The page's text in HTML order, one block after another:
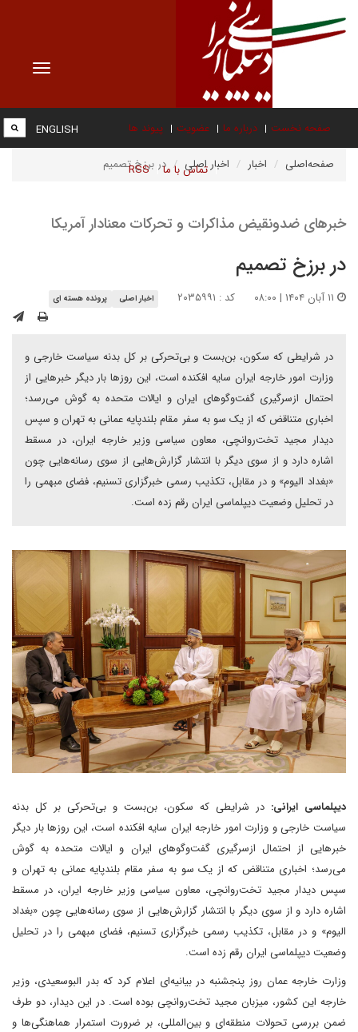
Toggle
صفحه نخست درباره ما عضویت پیوند ها
تماس با ما RSS
ENGLISH
صفحه‌اصلی اخبار اخبار اصلی در برزخ تصمیم
خبرهای ضدونقیض مذاکرات و تحرکات معنادار آمریکا
در برزخ تصمیم
کد : ۲۰۳۵۹۹۱ اخبار اصلی پرونده هسته ای
در شرایطی که سکون، بن‌بست و بی‌تحرکی بر کل بدنه سیاست خارجی و
وزارت امور خارجه ایران سایه افکنده است، این روزها بار دیگر خبرهایی از
احتمال ازسرگیری گفت‌وگوهای ایران و ایالات متحده به گوش می‌رسد؛
اخباری متناقض که از یک سو به سفر مقام بلندپایه عمانی به تهران و سپس
دیدار مجید تخت‌روانچی، معاون سیاسی وزیر خارجه ایران، در مسقط
اشاره دارد و از سوی دیگر با انتشار گزارش‌هایی از سوی رسانه‌هایی چون
«بغداد الیوم» و در مقابل، تکذیب رسمی خبرگزاری تسنیم، فضای مبهمی را
در تحلیل وضعیت دیپلماسی ایران رقم زده است.
دیپلماسی ایرانی: در شرایطی که سکون، بن‌بست و بی‌تحرکی بر کل بدنه
سیاست خارجی و وزارت امور خارجه ایران سایه افکنده است، این روزها بار دیگر
خبرهایی از احتمال ازسرگیری گفت‌وگوهای ایران و ایالات متحده به گوش
می‌رسد؛ اخباری متناقض که از یک سو به سفر مقام بلندپایه عمانی به تهران و
سپس دیدار مجید تخت‌روانچی، معاون سیاسی وزیر خارجه ایران، در مسقط
اشاره دارد و از سوی دیگر با انتشار گزارش‌هایی از سوی رسانه‌هایی چون «بغداد
الیوم» و در مقابل، تکذیب رسمی خبرگزاری تسنیم، فضای مبهمی را در تحلیل
وضعیت دیپلماسی ایران رقم زده است.
وزارت خارجه عمان روز پنجشنبه در بیانیه‌ای اعلام کرد که بدر البوسعیدی، وزیر
خارجه این کشور، میزبان مجید تخت‌روانچی بوده است. در این دیدار، دو طرف
ضمن بررسی تحولات منطقه‌ای و بین‌المللی، بر ضرورت استمرار هماهنگی‌ها و